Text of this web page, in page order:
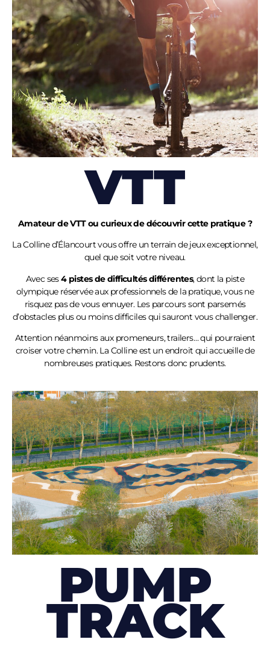
VTT
Amateur de VTT ou curieux de découvrir cette pratique ?
La Collined’Élancourtvous offre un terrain de jeux exceptionnel,
quel que soit votre niveau.
Avec ses4 pistes de difficultés différentes, dont la piste
olympique réservée aux professionnels de la pratique, vous ne
risquez pas de vous ennuyer. Les parcours sont parsemés
d’obstacles plus ou moins difficiles qui sauront vous challenger.
Attention néanmoins aux promeneurs, trailers… qui pourraient
croiser votre chemin. La Colline est un endroit qui accueille de
nombreuses pratiques. Restons donc prudents.
PUMP
TRACK